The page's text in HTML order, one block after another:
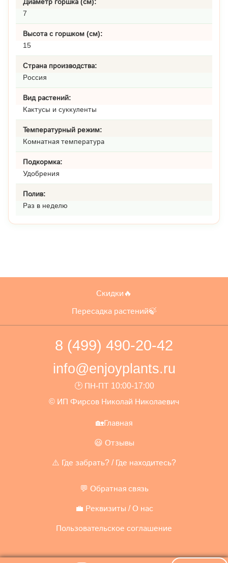
7
Высота с горшком (см):
15
Страна производства:
Россия
Вид растений:
Кактусы и суккуленты
Температурный режим:
Комнатная температура
Подкормка:
Удобрения
Полив:
Раз в неделю
Скидки🔥
Пересадка растений🍃
8 (499) 490-20-42
info@enjoyplants.ru
🕑 ПН-ПТ 10:00-17:00
© ИП Фирсов Николай Николаевич
🏡Главная
😃 Отзывы
⚠️ Где забрать? / Где находитесь?
💬 Обратная связь
💼 Реквизиты / О нас
Пользовательское соглашение